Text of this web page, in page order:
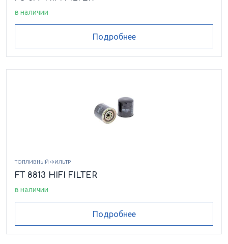
в наличии
Подробнее
ТОПЛИВНЫЙ ФИЛЬТР
FT 8813 HIFI FILTER
в наличии
Подробнее